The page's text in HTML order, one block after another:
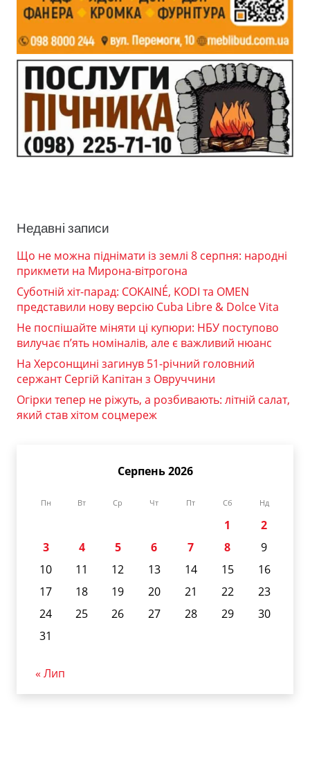
Недавні записи
Що не можна піднімати із землі 8 серпня: народні
прикмети на Мирона-вітрогона
Суботній хіт-парад: COKAINÉ, KODI та OMEN
представили нову версію Cuba Libre & Dolce Vita
Не поспішайте міняти ці купюри: НБУ поступово
вилучає п’ять номіналів, але є важливий нюанс
На Херсонщині загинув 51-річний головний
сержант Сергій Капітан з Овруччини
Огірки тепер не ріжуть, а розбивають: літній салат,
який став хітом соцмереж
Серпень 2026
Пн Вт Ср Чт Пт Сб Нд
1
2
3
4 5 6 7 8
9
10
11 12 13 14 15
16
17
18 19 20 21 22
23
24
25 26 27 28 29
30
31
« Лип